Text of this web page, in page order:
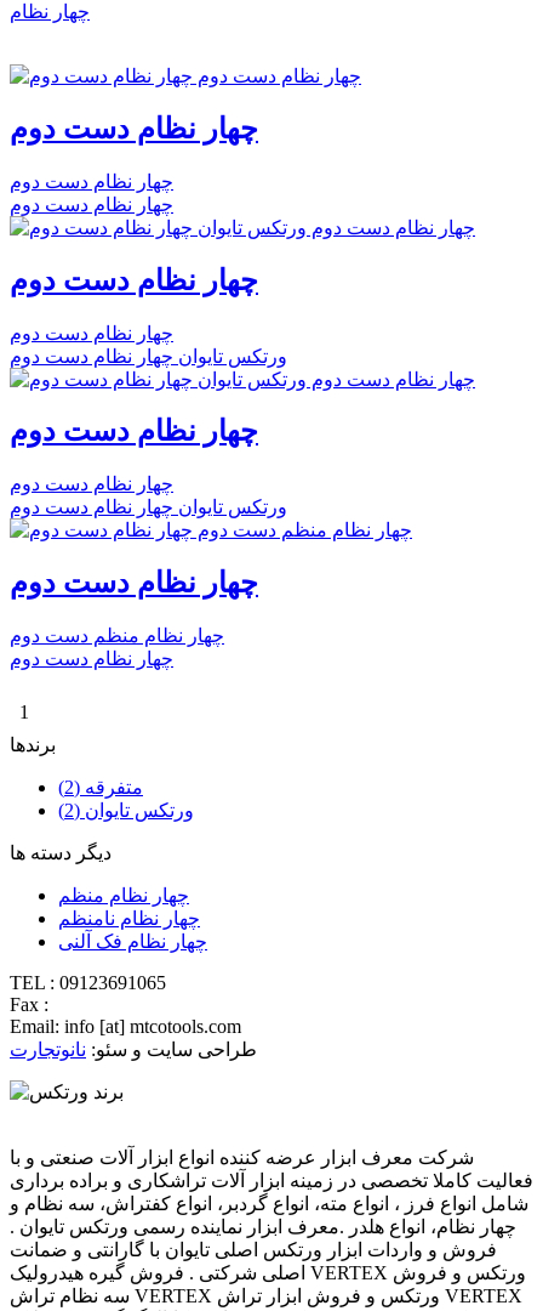
چهار نظام
چهار نظام دست دوم
چهار نظام دست دوم
چهار نظام دست دوم
چهار نظام دست دوم
چهار نظام دست دوم
ورتکس تایوان چهار نظام دست دوم
چهار نظام دست دوم
چهار نظام دست دوم
ورتکس تایوان چهار نظام دست دوم
چهار نظام دست دوم
چهار نظام منظم دست دوم
چهار نظام دست دوم
1
برندها
متفرقه (2)
ورتکس تایوان (2)
دیگر دسته ها
چهار نظام منظم
چهار نظام نامنظم
چهار نظام فک آلنی
TEL : 09123691065
Fax :
Email: info [at] mtcotools.com
طراحی سایت و سئو: نانوتجارت
شرکت معرف ابزار عرضه کننده انواع ابزار آلات صنعتی و با
فعالیت کاملا تخصصی در زمینه ابزار آلات تراشکاری و براده برداری
شامل انواع فرز ، انواع مته، انواع گردبر، انواع کفتراش، سه نظام و
چهار نظام، انواع هلدر .معرف ابزار نماینده رسمی ورتکس تایوان .
فروش و واردات ابزار ورتکس اصلی تایوان با گارانتی و ضمانت
اصلی شرکتی . فروش گیره هیدرولیک VERTEX ورتکس و فروش
سه نظام تراش VERTEX ورتکس و فروش ابزار تراش VERTEX